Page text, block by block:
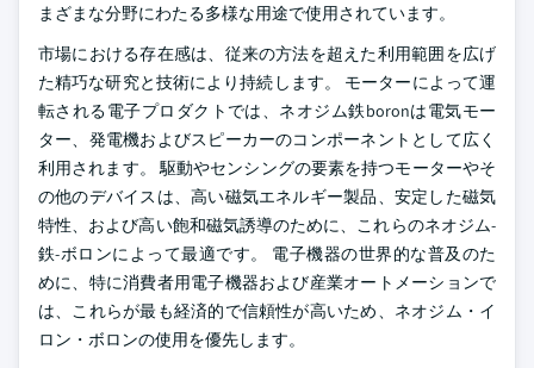
まざまな分野にわたる多様な用途で使用されています。
市場における存在感は、従来の方法を超えた利用範囲を広げ
た精巧な研究と技術により持続します。 モーターによって運
転される電子プロダクトでは、ネオジム鉄boronは電気モー
ター、発電機およびスピーカーのコンポーネントとして広く
利用されます。 駆動やセンシングの要素を持つモーターやそ
の他のデバイスは、高い磁気エネルギー製品、安定した磁気
特性、および高い飽和磁気誘導のために、これらのネオジム-
鉄-ボロンによって最適です。 電子機器の世界的な普及のた
めに、特に消費者用電子機器および産業オートメーションで
は、これらが最も経済的で信頼性が高いため、ネオジム・イ
ロン・ボロンの使用を優先します。